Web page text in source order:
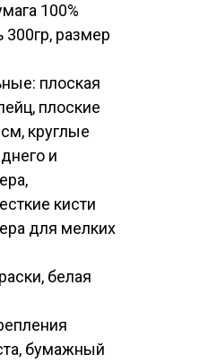
100%
300гр, размер
плоская
плоские
круглые
и
кисти
для мелких
белая
бумажный